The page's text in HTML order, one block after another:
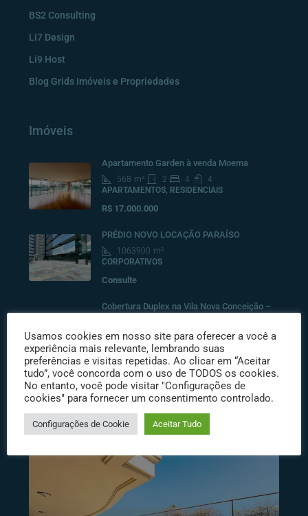
BS2 Consulting
Li7 Design
Li9 Host
Blog Grids Imóveis e Propriedades
Imóveis
Apartamento Garden à venda Moema
568 m² 2 4
4
APARTAMENTOS, RESIDENCIAIS
R$ 17.000.000
PRÉDIO NOVO LOCAÇÃO PARAÍSO
1063900 m²
CORPORATIVOS
Consulte
Cobertura Duplex na Vila Nova Conceição –
528 m² 3 4
6
COBERTURAS RESIDENCIAIS, RESIDENCIAIS
R$10.500.000
Destacados
Usamos cookies em nosso site para oferecer a você a
experiência mais relevante, lembrando suas
preferências e visitas repetidas. Ao clicar em “Aceitar
tudo”, você concorda com o uso de TODOS os cookies.
No entanto, você pode visitar "Configurações de
cookies" para fornecer um consentimento controlado.
Configurações de Cookie Aceitar Tudo